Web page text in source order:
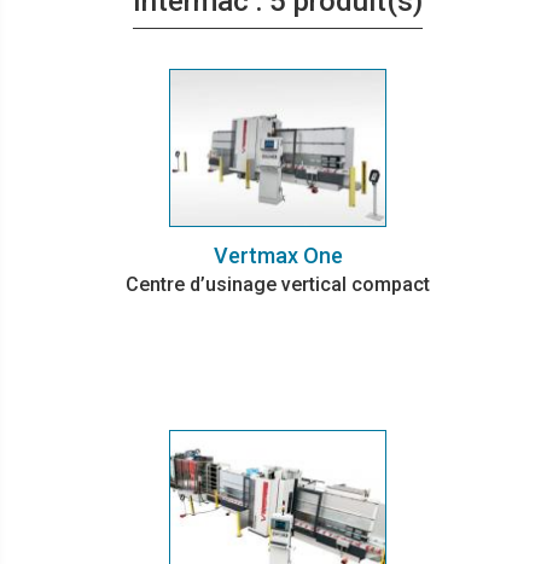
Vertmax One
Centre d’usinage vertical compact